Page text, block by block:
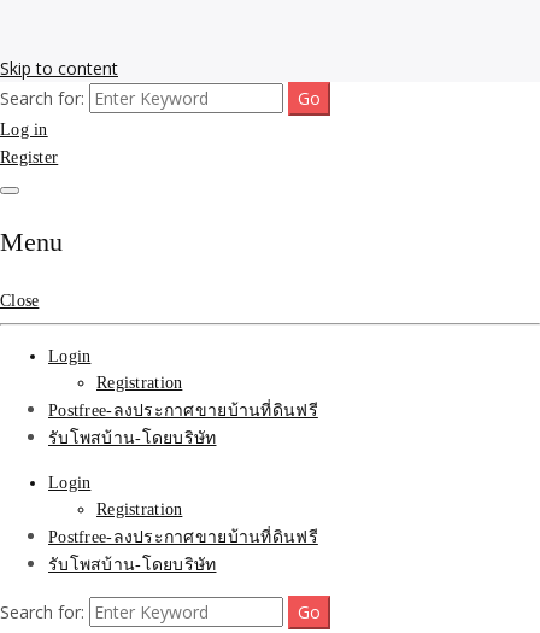
Skip to content
รับจ้างโพสขายบ้าน ติดAI
Search รับทำSEOรายเดือน
ติดหน้า1google ราคาถูก
มาก SEOขายของ บ้าน
ที่ดินฟรีประกาศ ที่เดียวใน
เมืองไทย
รับโพสต์เว็บขายบ้าน อสังหา ทำSEOรายเดือนราคาถูก เน้นติดAI โพสต์
ประกาศบ้านที่ดินฟรี SEOขายบ้าน รับจ้างโพสต์บ้านที่ดินติดหน้า1goolge
ราคาถูกที่สุด ฟรีลงประกาศอสังหา รับทำSEOขายสินค้า
Search for:
Log in
Register
Menu
Close
Login
Registration
Postfree-ลงประกาศขายบ้านที่ดินฟรี
รับโพสบ้าน-โดยบริษัท
Login
Registration
Postfree-ลงประกาศขายบ้านที่ดินฟรี
รับโพสบ้าน-โดยบริษัท
Search for: